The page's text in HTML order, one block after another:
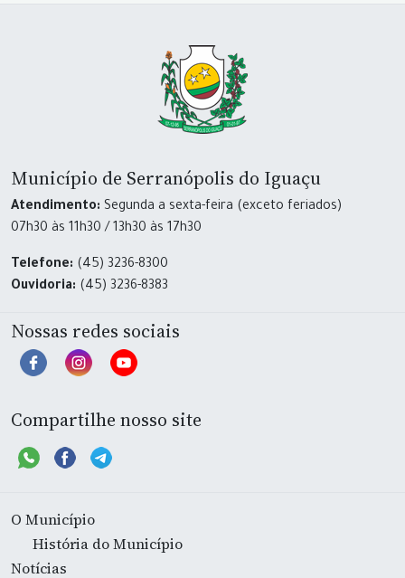
Município de Serranópolis do Iguaçu
Atendimento: Segunda a sexta-feira (exceto feriados)
07h30 às 11h30 / 13h30 às 17h30
Telefone: (45) 3236-8300
Ouvidoria: (45) 3236-8383
Nossas redes sociais
Compartilhe nosso site
O Município
História do Município
Notícias